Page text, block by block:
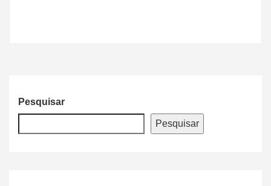
Pesquisar
Pesquisar